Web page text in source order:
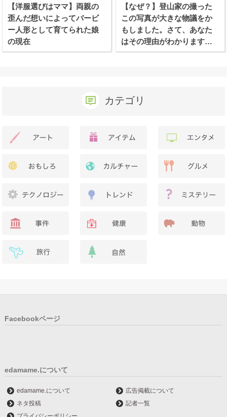
【洋服選びはママ】両親の
歪んだ想いによってバービ
ー人形として育てられた娘
の現在
【なぜ？】登山家の撮った
この写真が大きな物議をか
もしました。さて、あなた
はその理由がわかります
か？
カテゴリ
Facebookページ
edamame.について
edamame.について
広告掲載について
ネタ投稿
記者一覧